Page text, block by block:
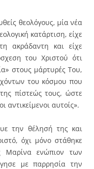
θεολόγους, μία νέα
κατάρτιση, είχε
ακράδαντη και είχε
του Χριστού ότι
στους μάρτυρές Του,
του κόσμου που
πίστεώς τους, ώστε
αντικείμενοι αυτοίς».
την θέλησή της και
όχι μόνο στάθηκε
Μαρίνα ενώπιον των
με παρρησία την